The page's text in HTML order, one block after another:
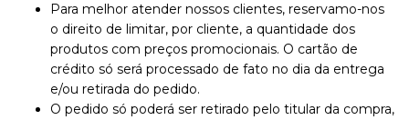
Para melhor atender nossos clientes, reservamo-nos
o direito de limitar, por cliente, a quantidade dos
produtos com preços promocionais. O cartão de
crédito só será processado de fato no dia da entrega
e/ou retirada do pedido.
O pedido só poderá ser retirado pelo titular da compra,